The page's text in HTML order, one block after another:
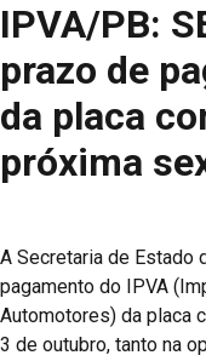
IPVA/PB:
prazo de
da placa
próxima
A Secretaria de Estado
pagamento do IPVA
Automotores) da placa
3 de outubro, tanto na